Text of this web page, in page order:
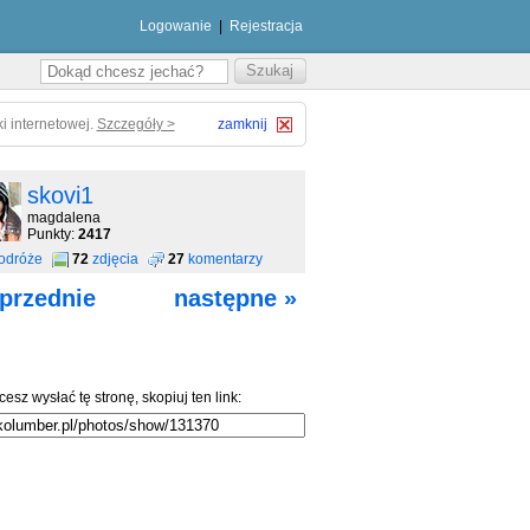
Logowanie Rejestracja
internetowej. Szczegóły > zamknij
skovi1
magdalena
Punkty: 2417
72 zdjęcia 27 komentarzy
następne »
wysłać tę stronę, skopiuj ten link: